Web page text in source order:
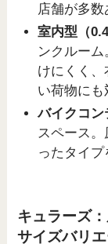
店舗が多数
室内型（
ンクルー
けにくく
い荷物にも
バイクコン
スペース
ったタイプ
キュラーズ
サイズバリ